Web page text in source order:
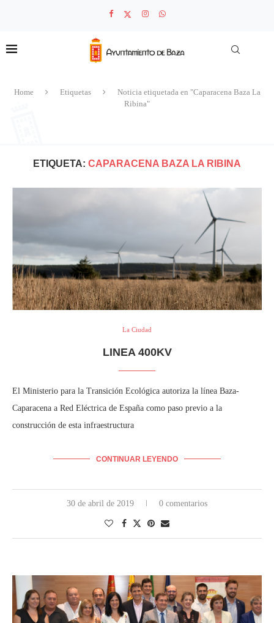
Home Etiquetas
Noticia etiquetada en "Caparacena Baza La
Ribina"
ETIQUETA: CAPARACENA BAZA LA RIBINA
La Ciudad
LINEA 400KV
El Ministerio para la Transición Ecológica autoriza la línea Baza-
Caparacena a Red Eléctrica de España como paso previo a la
construcción de esta infraestructura
CONTINUAR LEYENDO
30 de abril de 2019 0 comentarios